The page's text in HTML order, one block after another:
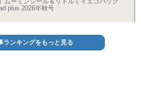
plus 2026年秋号
ランキングをもっと見る